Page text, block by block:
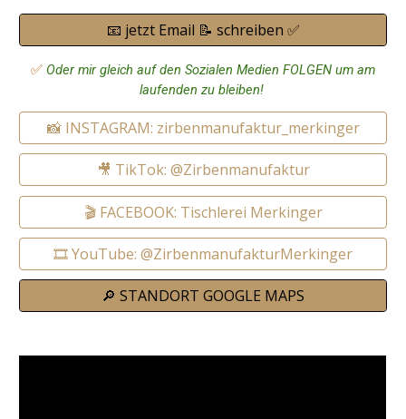
📧 jetzt Email 📝 schreiben ✅
✅ Oder mir gleich auf den Sozialen Medien FOLGEN um am
laufenden zu bleiben!
📸 INSTAGRAM: zirbenmanufaktur_merkinger
🎥 TikTok: @Zirbenmanufaktur
🎬 FACEBOOK: Tischlerei Merkinger
🎞️ YouTube: @ZirbenmanufakturMerkinger
🔎 STANDORT GOOGLE MAPS